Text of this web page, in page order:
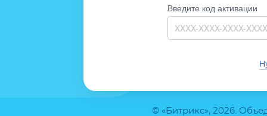
© «Битрикс», 2026.
Введите код активации